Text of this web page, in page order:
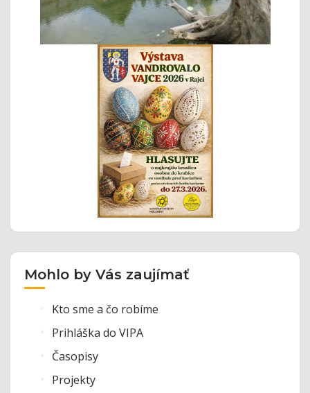
Mohlo by Vás zaujímať
Kto sme a čo robíme
Prihláška do VIPA
Časopisy
Projekty